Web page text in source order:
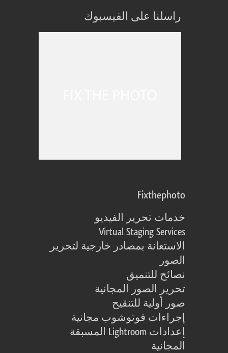
راسلنا على الفيسبوك
Fixthephoto
خدمات تحرير الفيديو
Virtual Staging Services
الاستعانة بمصادر خارجية لتحرير
الصور
نصائح للتنميق
تحرير الصور المجانية
صور أولية للتنقيح
إجراءات فوتوشوب مجانية
إعدادات Lightroom المسبقة
المجانية